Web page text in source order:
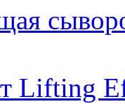
Lifting